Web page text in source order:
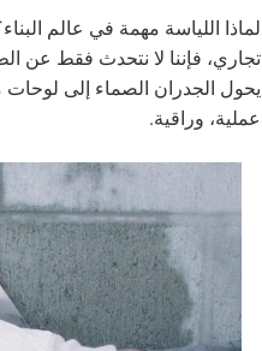
لماذا اللياسة مهمة في عالم
تجاري، فإننا لا نتحدث فقط عن
يحول الجدران الصماء إلى
عملية، وراقية.